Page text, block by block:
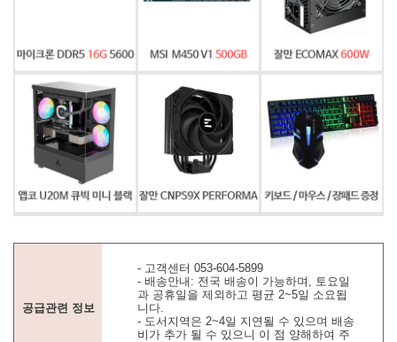
공급관련 정보
- 고객센터 053-604-5899
- 배송안내: 전국 배송이 가능하며, 토요일
과 공휴일을 제외하고 평균 2~5일 소요됩
니다.
- 도서지역은 2~4일 지연될 수 있으며 배송
비가 추가 될 수 있으니 이 점 양해하여 주